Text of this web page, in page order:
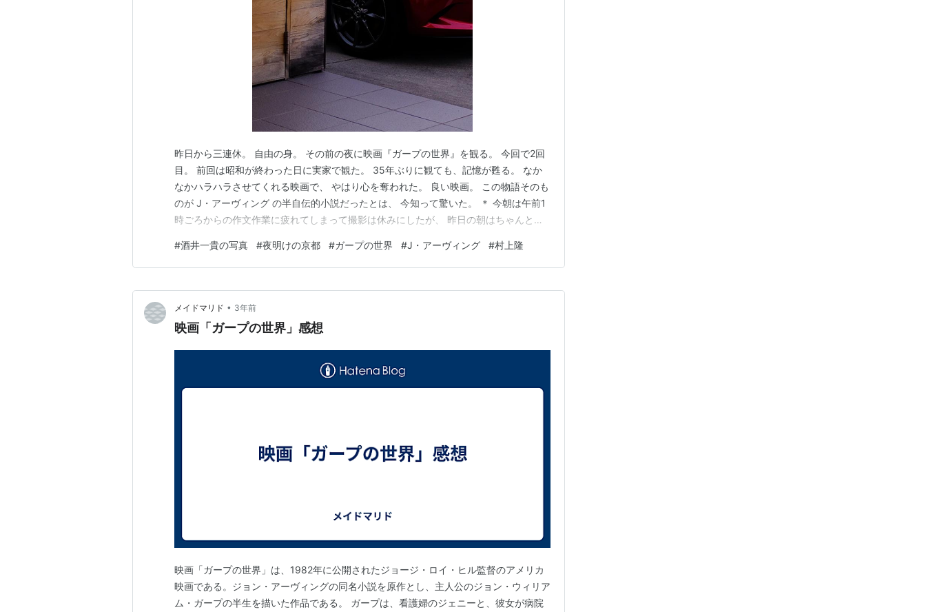
昨日から三連休。 自由の身。 その前の夜に映画『ガープの世界』を観る。 今回で2回
目。 前回は昭和が終わった日に実家で観た。 35年ぶりに観ても、記憶が甦る。 なか
なかハラハラさせてくれる映画で、 やはり心を奪われた。 良い映画。 この物語そのも
のが J・アーヴィング の半自伝的小説だったとは、 今知って驚いた。 ＊ 今朝は午前1
時ごろからの作文作業に疲れてしまって撮影は休みにしたが、 昨日の朝はちゃんと写
作文作業をした。 この三連休の間に何とかせねば。 ↓「何じゃこりゃ〜」 現在、撤去
中。 僕は観てません。
#酒井一貴の写真 #夜明けの京都 #ガープの世界 #J・アーヴィング #村上隆
メイドマリド • 3年前
映画「ガープの世界」感想
映画「ガープの世界」は、1982年に公開されたジョージ・ロイ・ヒル監督のアメリカ
映画である。ジョン・アーヴィングの同名小説を原作とし、主人公のジョン・ウィリア
ム・ガープの半生を描いた作品である。 ガープは、看護婦のジェニーと、彼女が病院